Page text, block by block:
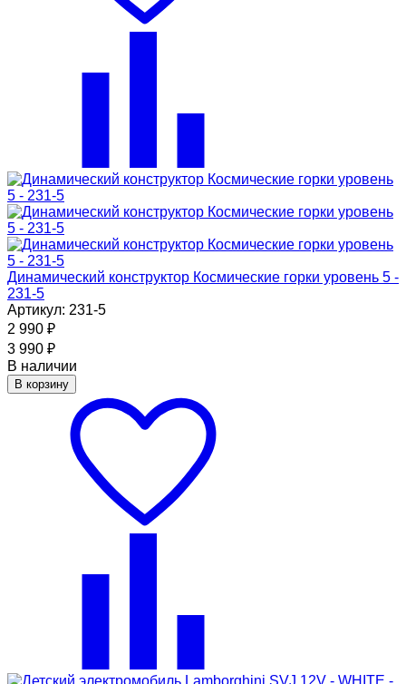
Динамический конструктор Космические горки уровень 5 -
231-5
Артикул: 231-5
2 990 ₽
3 990 ₽
В наличии
В корзину